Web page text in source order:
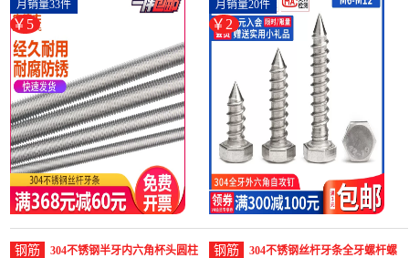
德丰旗舰店仅售4.8元)
￥5
月销量33件
舰店仅售1.7元)
￥2
月销量20件
钢筋
304不锈钢半牙内六角杯头圆柱
钢筋
304不锈钢丝杆牙条全牙螺杆螺